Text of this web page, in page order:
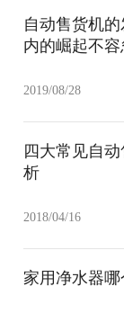
自动售货机
内的崛起不
2019/08/28
四大常见自
析
2018/04/16
家用净水器